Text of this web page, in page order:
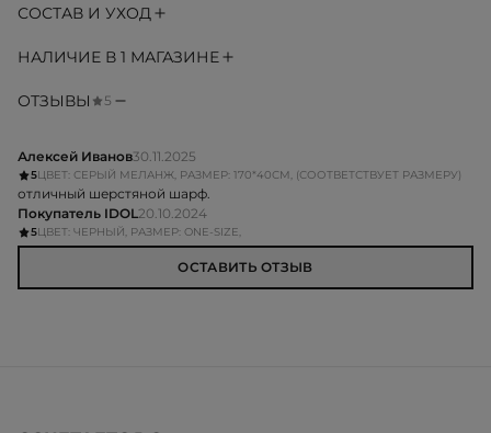
СОСТАВ И УХОД
НАЛИЧИЕ В 1 МАГАЗИНЕ
ОТЗЫВЫ 5
Алексей Иванов30.11.2025
5ЦВЕТ: СЕРЫЙ МЕЛАНЖ, РАЗМЕР: 170*40СМ, (СООТВЕТСТВУЕТ РАЗМЕРУ)
отличный шерстяной шарф.
Покупатель IDOL20.10.2024
5ЦВЕТ: ЧЕРНЫЙ, РАЗМЕР: ONE-SIZE,
ОСТАВИТЬ ОТЗЫВ